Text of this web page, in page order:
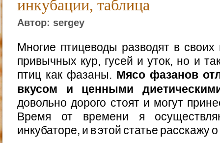
инкубации, таблица
Автор: sergey
Многие птицеводы разводят в своих
привычных кур, гусей и уток, но и
птиц как фазаны. Мясо фазанов
вкусом и ценными
довольно дорого стоят и могут
Время от времени я
инкубаторе, и в этой статье расскажу